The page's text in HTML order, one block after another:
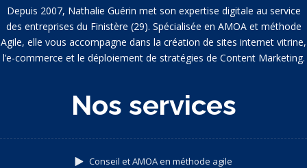
Depuis 2007, Nathalie Guérin met son expertise digitale au service
des entreprises du Finistère (29). Spécialisée en AMOA et méthode
Agile, elle vous accompagne dans la création de sites internet vitrine,
l’e-commerce et le déploiement de stratégies de Content Marketing.
Nos services
Conseil et AMOA en méthode agile